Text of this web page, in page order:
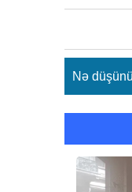
Nə